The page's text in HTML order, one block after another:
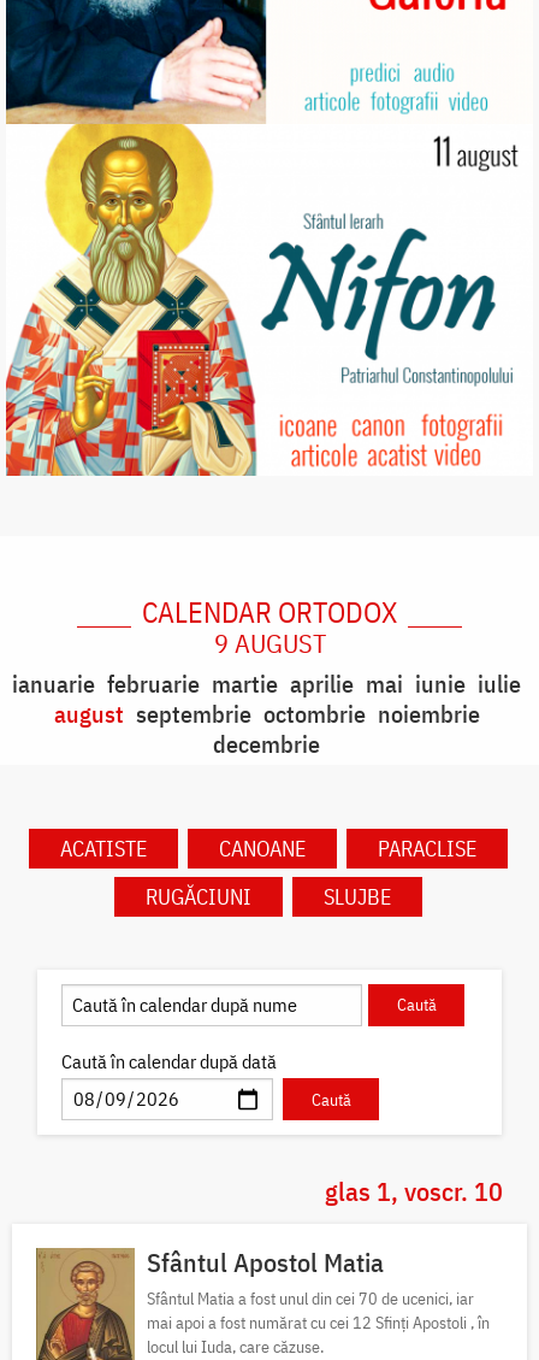
CALENDAR ORTODOX
9 AUGUST
ianuarie februarie martie aprilie mai iunie iulie
august septembrie octombrie noiembrie
decembrie
ACATISTE CANOANE
PARACLISE
RUGĂCIUNI
SLUJBE
Caută în calendar după dată
glas 1, voscr. 10
Sfântul Apostol Matia
Sfântul Matia a fost unul din cei 70 de ucenici, iar
mai apoi a fost numărat cu cei 12 Sfinți Apostoli , în
locul lui Iuda, care căzuse.